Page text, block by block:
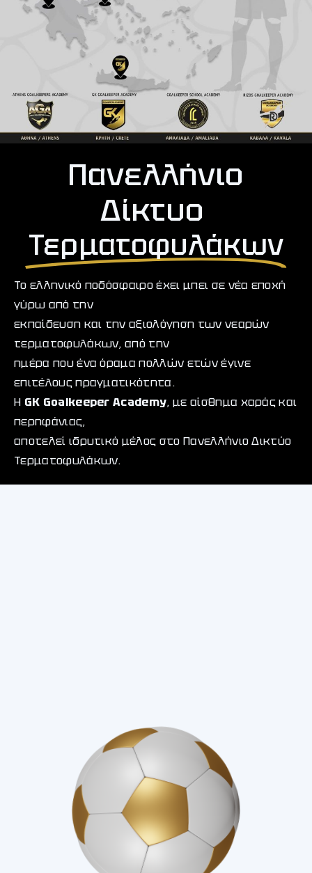
Πανελλήνιο
Δίκτυο
Τερματοφυλάκων
Το ελληνικό ποδόσφαιρο έχει μπει σε νέα εποχή
γύρω από την
εκπαίδευση και την αξιολόγηση των νεαρών
τερματοφυλάκων, από την
ημέρα που ένα όραμα πολλών ετών έγινε
επιτέλους πραγματικότητα.
Η GK Goalkeeper Academy, με αίσθημα χαράς και
περηφάνιας,
αποτελεί ιδρυτικό μέλος στο Πανελλήνιο Δικτύο
Τερματοφυλάκων.